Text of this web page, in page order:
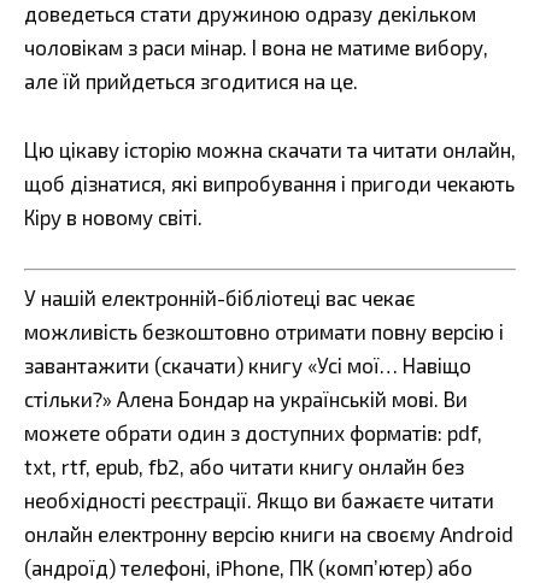
доведеться стати дружиною одразу декільком
чоловікам з раси мінар. І вона не матиме вибору,
але їй прийдеться згодитися на це.
Цю цікаву історію можна скачати та читати онлайн,
щоб дізнатися, які випробування і пригоди чекають
Кіру в новому світі.
У нашій електронній-бібліотеці вас чекає
можливість безкоштовно отримати повну версію і
завантажити (скачати) книгу «Усі мої… Навіщо
стільки?» Алена Бондар на українській мові. Ви
можете обрати один з доступних форматів: pdf,
txt, rtf, epub, fb2, або читати книгу онлайн без
необхідності реєстрації. Якщо ви бажаєте читати
онлайн електронну версію книги на своєму Android
(андроїд) телефоні, iPhone, ПК (комп’ютер) або